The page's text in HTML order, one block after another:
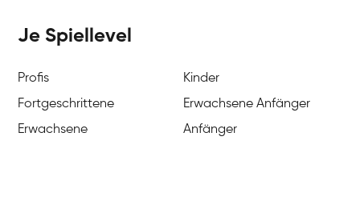
Je Spiellevel
Profis
Kinder
Fortgeschrittene
Erwachsene Anfänger
Erwachsene
Anfänger